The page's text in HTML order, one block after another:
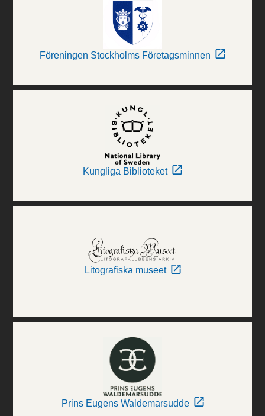
Föreningen Stockholms Företagsminnen
Kungliga Biblioteket
Litografiska museet
Prins Eugens Waldemarsudde